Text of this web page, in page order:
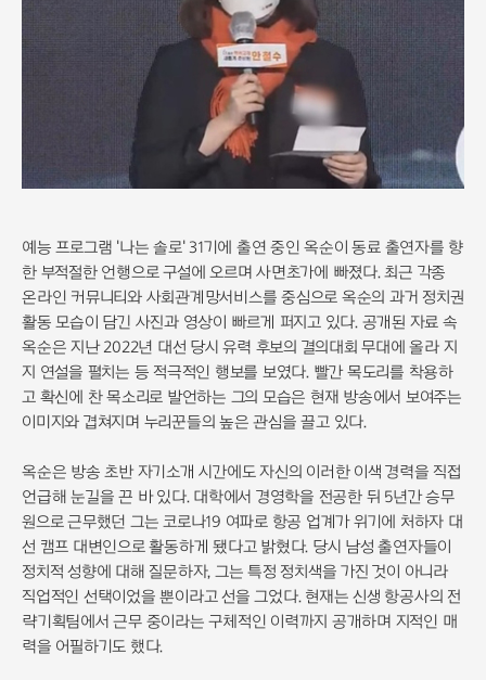
예능 프로그램 '나는 솔로' 31기에 출연 중인 옥순이 동료 출연자를 향
한 부적절한 언행으로 구설에 오르며 사면초가에 빠졌다. 최근 각종
온라인 커뮤니티와 사회관계망서비스를 중심으로 옥순의 과거 정치권
활동 모습이 담긴 사진과 영상이 빠르게 퍼지고 있다. 공개된 자료 속
옥순은 지난 2022년 대선 당시 유력 후보의 결의대회 무대에 올라 지
지 연설을 펼치는 등 적극적인 행보를 보였다. 빨간 목도리를 착용하
고 확신에 찬 목소리로 발언하는 그의 모습은 현재 방송에서 보여주는
이미지와 겹쳐지며 누리꾼들의 높은 관심을 끌고 있다.
옥순은 방송 초반 자기소개 시간에도 자신의 이러한 이색 경력을 직접
언급해 눈길을 끈 바 있다. 대학에서 경영학을 전공한 뒤 5년간 승무
원으로 근무했던 그는 코로나19 여파로 항공 업계가 위기에 처하자 대
선 캠프 대변인으로 활동하게 됐다고 밝혔다. 당시 남성 출연자들이
정치적 성향에 대해 질문하자, 그는 특정 정치색을 가진 것이 아니라
직업적인 선택이었을 뿐이라고 선을 그었다. 현재는 신생 항공사의 전
략기획팀에서 근무 중이라는 구체적인 이력까지 공개하며 지적인 매
력을 어필하기도 했다.